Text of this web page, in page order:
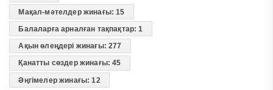
Мақал-мәтелдер жинағы: 15
Балаларға арналған тақпақтар: 1
Ақын өлеңдері жинағы: 277
Қанатты сөздер жинағы: 45
Әңгімелер жинағы: 12